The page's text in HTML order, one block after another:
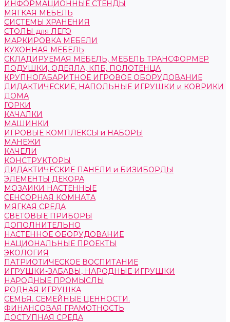
ИНФОРМАЦИОННЫЕ СТЕНДЫ
МЯГКАЯ МЕБЕЛЬ
СИСТЕМЫ ХРАНЕНИЯ
СТОЛЫ для ЛЕГО
МАРКИРОВКА МЕБЕЛИ
КУХОННАЯ МЕБЕЛЬ
СКЛАДИРУЕМАЯ МЕБЕЛЬ, МЕБЕЛЬ ТРАНСФОРМЕР
ПОДУШКИ, ОДЕЯЛА, КПБ, ПОЛОТЕНЦА
КРУПНОГАБАРИТНОЕ ИГРОВОЕ ОБОРУДОВАНИЕ
ДИДАКТИЧЕСКИЕ, НАПОЛЬНЫЕ ИГРУШКИ и КОВРИКИ
ДОМА
ГОРКИ
КАЧАЛКИ
МАШИНКИ
ИГРОВЫЕ КОМПЛЕКСЫ и НАБОРЫ
МАНЕЖИ
КАЧЕЛИ
КОНСТРУКТОРЫ
ДИДАКТИЧЕСКИЕ ПАНЕЛИ и БИЗИБОРДЫ
ЭЛЕМЕНТЫ ДЕКОРА
МОЗАИКИ НАСТЕННЫЕ
СЕНСОРНАЯ КОМНАТА
МЯГКАЯ СРЕДА
СВЕТОВЫЕ ПРИБОРЫ
ДОПОЛНИТЕЛЬНО
НАСТЕННОЕ ОБОРУДОВАНИЕ
НАЦИОНАЛЬНЫЕ ПРОЕКТЫ
ЭКОЛОГИЯ
ПАТРИОТИЧЕСКОЕ ВОСПИТАНИЕ
ИГРУШКИ-ЗАБАВЫ, НАРОДНЫЕ ИГРУШКИ
НАРОДНЫЕ ПРОМЫСЛЫ
РОДНАЯ ИГРУШКА
СЕМЬЯ. СЕМЕЙНЫЕ ЦЕННОСТИ.
ФИНАНСОВАЯ ГРАМОТНОСТЬ
ДОСТУПНАЯ СРЕДА